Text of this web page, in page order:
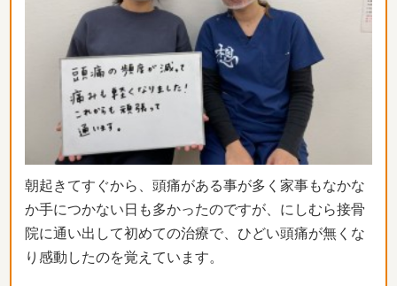
朝起きてすぐから、 頭痛がある事が多く家事もなかな
か手につかない日も多かったのですが、にしむら接骨
院に通い出して初めての治療で、 ひどい頭痛が無くな
り感動したのを覚えています。